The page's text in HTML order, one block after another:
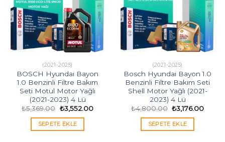
(2021-2025)
BOSCH Hyundai Bayon
1.0 Benzinli Filtre Bakım
Seti Motul Motor Yağlı
(2021-2023) 4 Lü
₺5,369.00 Orijinal
fiyat:
₺5,369.00.
₺3,552.00Şu
SEPETE EKLE
(2021-2025)
Bosch Hyundai Bayon 1.0
Benzinli Filtre Bakım Seti
Shell Motor Yağlı (2021-
2023) 4 Lü
₺4,800.00 Orijinal
fiyat:
₺4,800.00.
₺3,176.00Şu
SEPETE EKLE